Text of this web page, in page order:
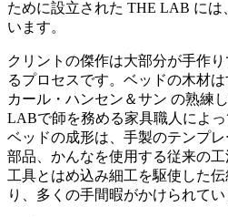
ために設立された THE LAB に
います。
クリントの傑作は大部分が手作
るプロセスです。ベッドの木材
カール・ハンセン＆サン の熟練
LABで師を務める家具職人によっ
ベッドの成形は、手製のテンプ
部品、かんなを使用する従来の
工具とはめ込み細工を駆使した
り、多くの手間暇がかけられてい